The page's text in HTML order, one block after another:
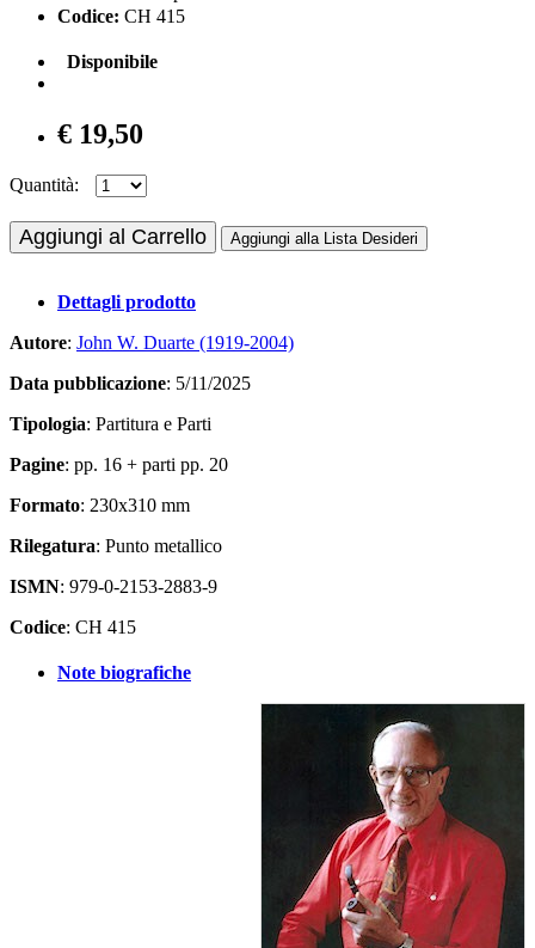
Codice: CH 415
Disponibile
€ 19,50
Quantità:
Aggiungi al Carrello Aggiungi alla Lista Desideri
Dettagli prodotto
Autore: John W. Duarte (1919-2004)
Data pubblicazione: 5/11/2025
Tipologia: Partitura e Parti
Pagine: pp. 16 + parti pp. 20
Formato: 230x310 mm
Rilegatura: Punto metallico
ISMN: 979-0-2153-2883-9
Codice: CH 415
Note biografiche